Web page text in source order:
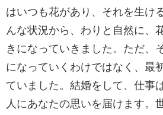
はいつも花があり、それを生け
んな状況から、わりと自然に、
きになっていきました。ただ、
になっていくわけではなく、最
ていました。結婚をして、仕事
人にあなたの思いを届けます。